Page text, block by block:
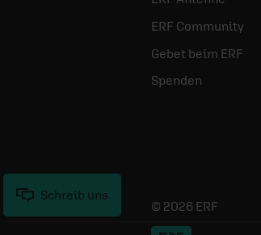
ERF Community
Gebet beim ERF
Spenden
© 2026 ERF
Schreib uns